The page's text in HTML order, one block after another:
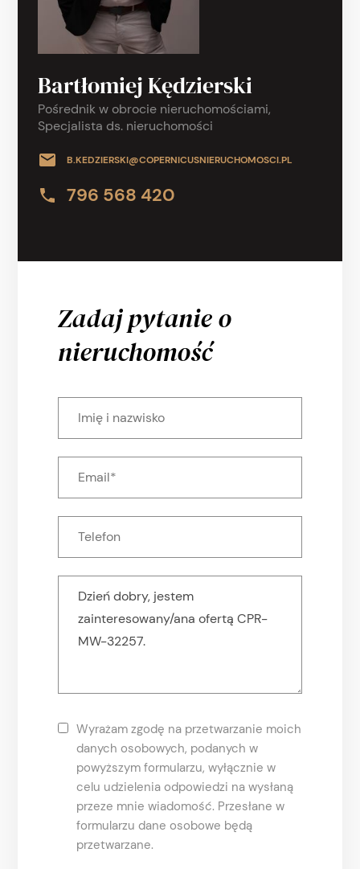
Bartłomiej Kędzierski
Pośrednik w obrocie nieruchomościami,
Specjalista ds. nieruchomości
B.KEDZIERSKI@COPERNICUSNIERUCHOMOSCI.PL
796 568 420
Zadaj pytanie o
nieruchomość
Wyrażam zgodę na przetwarzanie moich
danych osobowych, podanych w
powyższym formularzu, wyłącznie w
celu udzielenia odpowiedzi na wysłaną
przeze mnie wiadomość. Przesłane w
formularzu dane osobowe będą
przetwarzane.